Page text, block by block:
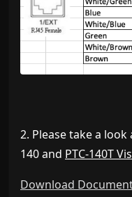
2. Please take a
140 and PTC-140T
Download